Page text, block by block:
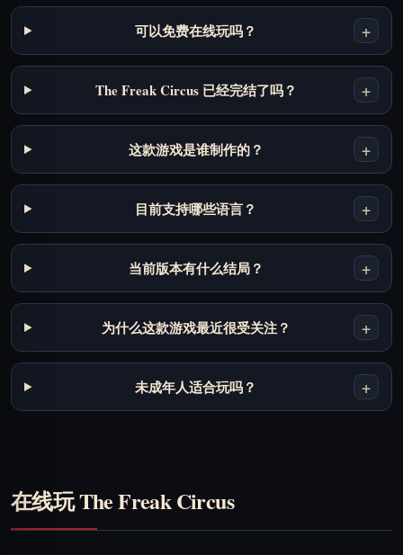
可以免费在线玩吗？ +
The Freak Circus 已经完结了吗？ +
这款游戏是谁制作的？ +
目前支持哪些语言？ +
当前版本有什么结局？ +
为什么这款游戏最近很受关注？ +
未成年人适合玩吗？ +
在线玩 The Freak Circus